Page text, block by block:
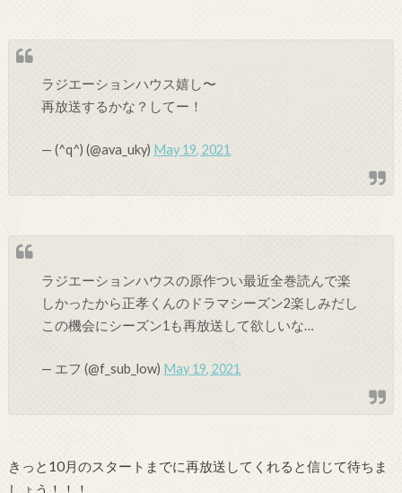
ラジエーションハウス嬉し〜
再放送するかな？してー！
— (^q^) (@ava_uky) May 19, 2021
ラジエーションハウスの原作つい最近全巻読んで楽
しかったから正孝くんのドラマシーズン2楽しみだし
この機会にシーズン1も再放送して欲しいな…
— エフ (@f_sub_low) May 19, 2021
きっと10月のスタートまでに再放送してくれると信じて待ちま
しょう！！！